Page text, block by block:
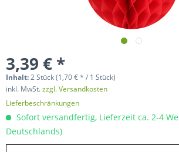
3,39 € *
Inhalt:2 Stück (1,70 € * / 1 Stück)
inkl. MwSt.zzgl. Versandkosten
Lieferbeschränkungen
Sofort versandfertig, Lieferzeit ca. 2-4
Deutschlands)